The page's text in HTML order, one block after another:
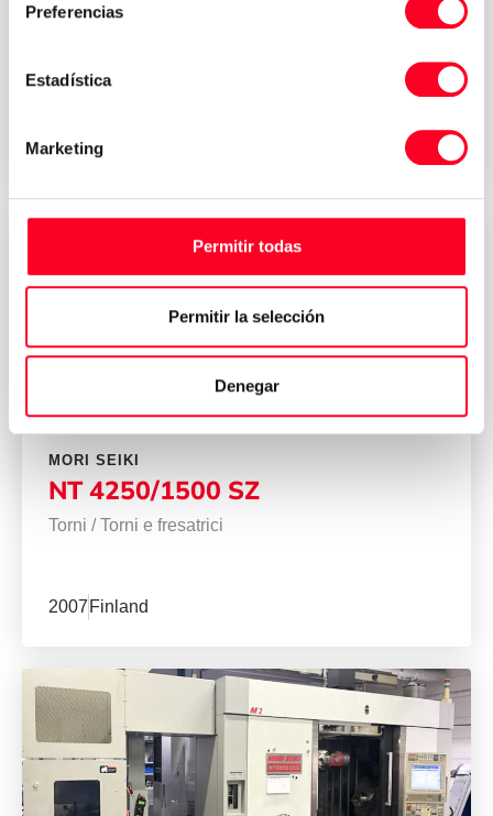
Preferencias
Estadística
Marketing
Permitir todas
Permitir la selección
Denegar
NT4250 DCG / 1500SZ
2011Germany
MORI SEIKI
NT 4250/1500 SZ
Torni /Torni e fresatrici
2007 Finland